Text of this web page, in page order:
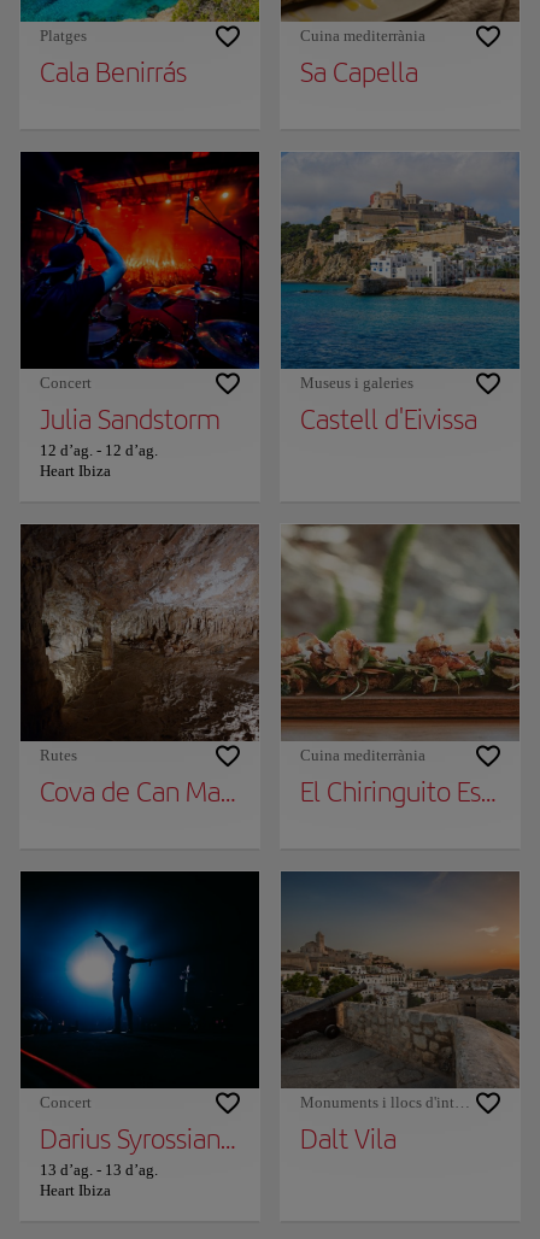
Platges
Cala Benirrás
Cuina mediterrània
Sa Capella
Concert
Julia Sandstorm
12 d’ag. - 12 d’ag.
Heart Ibiza
Museus i galeries
Castell d'Eivissa
Rutes
Cova de Can Marçà
Cuina mediterrània
El Chiringuito Es
Concert
Darius Syrossian and Josh Butler
13 d’ag. - 13 d’ag.
Heart Ibiza
Monuments i llocs d'interès
Dalt Vila